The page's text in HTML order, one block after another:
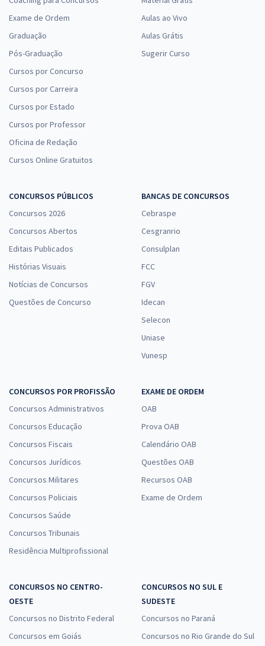
Exame de Ordem
Graduação
Pós-Graduação
Cursos por Concurso
Cursos por Carreira
Cursos por Estado
Cursos por Professor
Oficina de Redação
Cursos Online Gratuitos
Aulas ao Vivo
Aulas Grátis
Sugerir Curso
CONCURSOS PÚBLICOS
Concursos 2026
Concursos Abertos
Editais Publicados
Histórias Visuais
Notícias de Concursos
Questões de Concurso
BANCAS DE CONCURSOS
Cebraspe
Cesgranrio
Consulplan
FCC
FGV
Idecan
Selecon
Uniase
Vunesp
CONCURSOS POR PROFISSÃO
Concursos Administrativos
Concursos Educação
Concursos Fiscais
Concursos Jurídicos
Concursos Militares
Concursos Policiais
Concursos Saúde
Concursos Tribunais
Residência Multiprofissional
EXAME DE ORDEM
OAB
Prova OAB
Calendário OAB
Questões OAB
Recursos OAB
Exame de Ordem
CONCURSOS NO CENTRO-
OESTE
Concursos no Distrito Federal
Concursos em Goiás
CONCURSOS NO SUL E
SUDESTE
Concursos no Paraná
Concursos no Rio Grande do Sul